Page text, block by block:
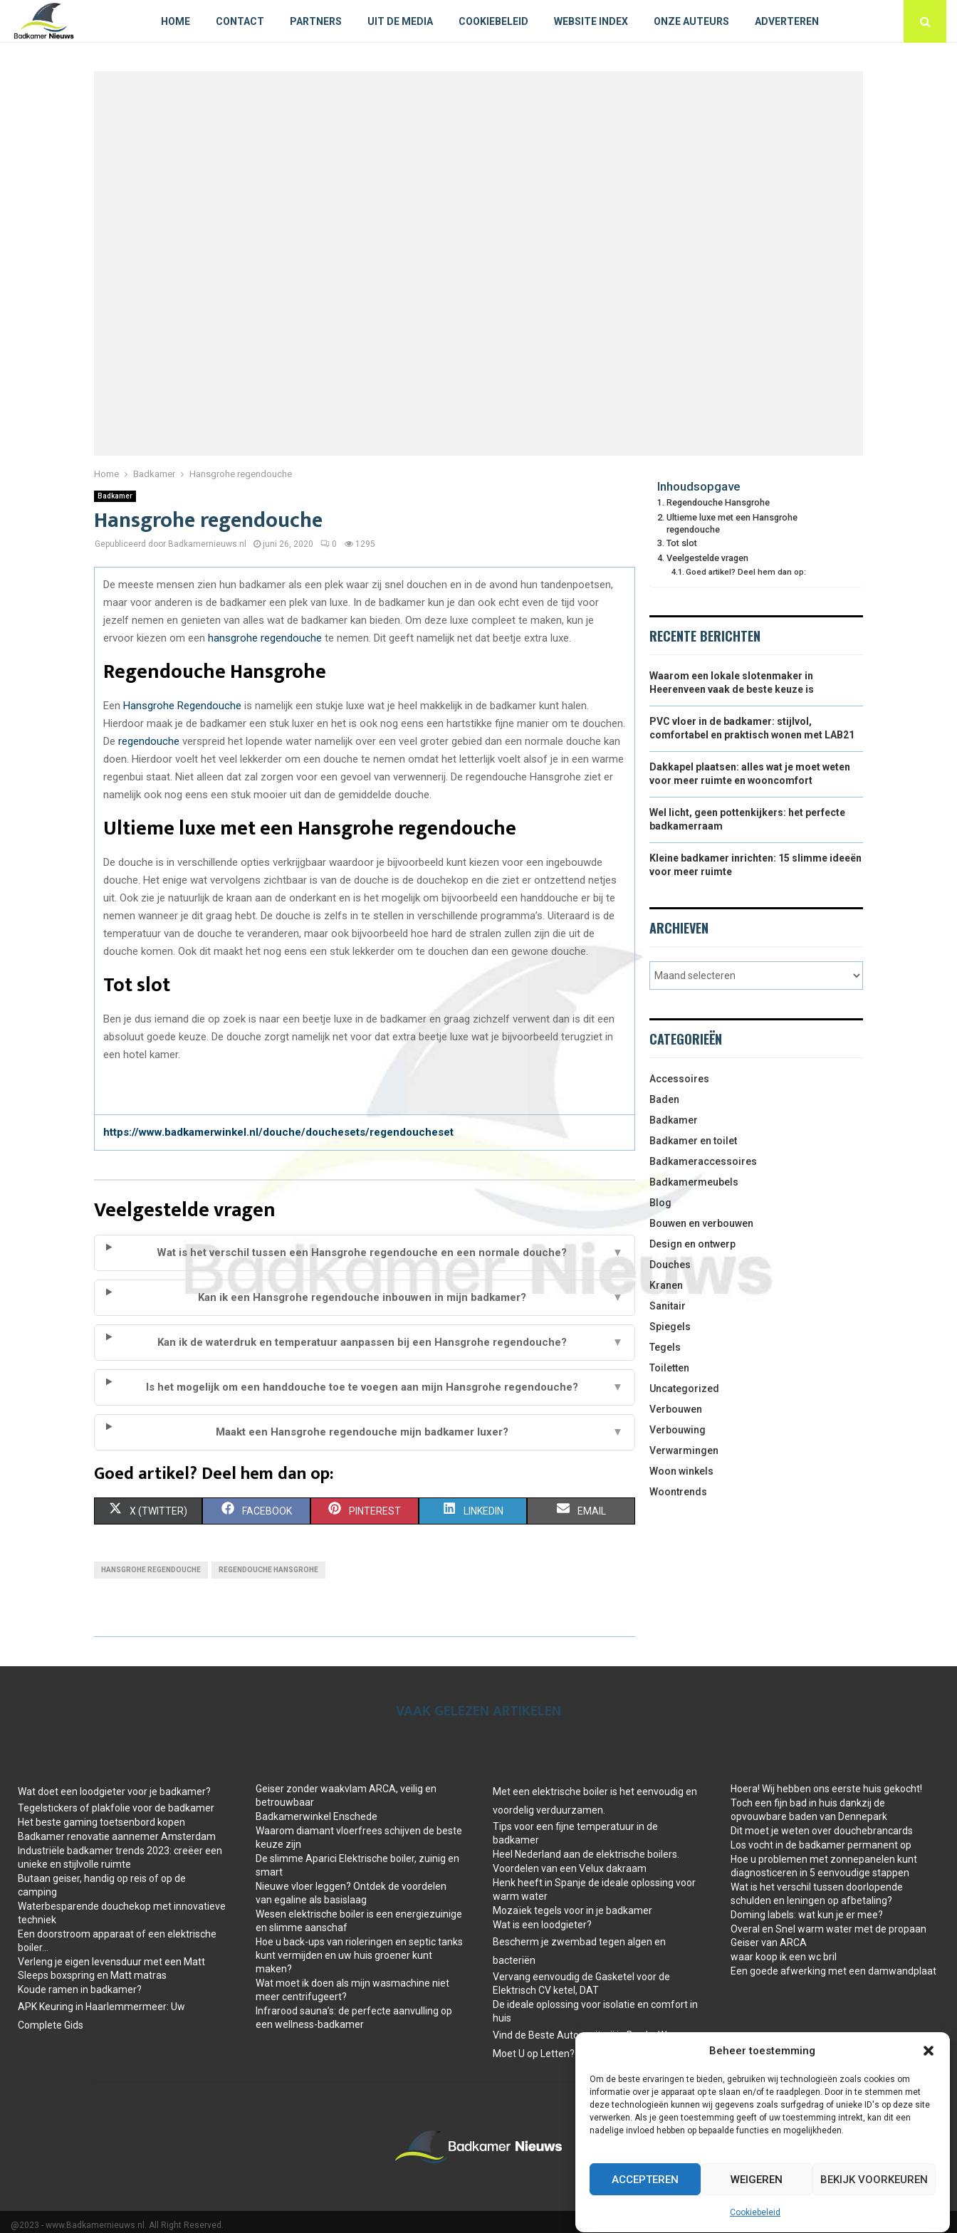
Beheer toestemming
Om de beste ervaringen te bieden, gebruiken wij technologieën zoals cookies om
informatie over je apparaat op te slaan en/of te raadplegen. Door in te stemmen met
deze technologieën kunnen wij gegevens zoals surfgedrag of unieke ID's op deze site
verwerken. Als je geen toestemming geeft of uw toestemming intrekt, kan dit een
nadelige invloed hebben op bepaalde functies en mogelijkheden.
ACCEPTEREN WEIGEREN BEKIJK VOORKEUREN
Cookiebeleid
HOME CONTACT PARTNERS UIT DE MEDIA COOKIEBELEID WEBSITE INDEX ONZE AUTEURS ADVERTEREN
Home Badkamer Hansgrohe regendouche
Badkamer
Hansgrohe regendouche
Gepubliceerd door Badkamernieuws.nl juni 26, 2020 0 1295
De meeste mensen zien hun badkamer als een plek waar zij snel douchen en in de avond hun tandenpoetsen,
maar voor anderen is de badkamer een plek van luxe. In de badkamer kun je dan ook echt even de tijd voor
jezelf nemen en genieten van alles wat de badkamer kan bieden. Om deze luxe compleet te maken, kun je
ervoor kiezen om een hansgrohe regendouche te nemen. Dit geeft namelijk net dat beetje extra luxe.
Regendouche Hansgrohe
Een Hansgrohe Regendouche is namelijk een stukje luxe wat je heel makkelijk in de badkamer kunt halen.
Hierdoor maak je de badkamer een stuk luxer en het is ook nog eens een hartstikke fijne manier om te douchen.
De regendouche verspreid het lopende water namelijk over een veel groter gebied dan een normale douche kan
doen. Hierdoor voelt het veel lekkerder om een douche te nemen omdat het letterlijk voelt alsof je in een warme
regenbui staat. Niet alleen dat zal zorgen voor een gevoel van verwennerij. De regendouche Hansgrohe ziet er
namelijk ook nog eens een stuk mooier uit dan de gemiddelde douche.
Ultieme luxe met een Hansgrohe regendouche
De douche is in verschillende opties verkrijgbaar waardoor je bijvoorbeeld kunt kiezen voor een ingebouwde
douche. Het enige wat vervolgens zichtbaar is van de douche is de douchekop en die ziet er ontzettend netjes
uit. Ook zie je natuurlijk de kraan aan de onderkant en is het mogelijk om bijvoorbeeld een handdouche er bij te
nemen wanneer je dit graag hebt. De douche is zelfs in te stellen in verschillende programma’s. Uiteraard is de
temperatuur van de douche te veranderen, maar ook bijvoorbeeld hoe hard de stralen zullen zijn die uit de
douche komen. Ook dit maakt het nog eens een stuk lekkerder om te douchen dan een gewone douche.
Tot slot
Ben je dus iemand die op zoek is naar een beetje luxe in de badkamer en graag zichzelf verwent dan is dit een
absoluut goede keuze. De douche zorgt namelijk net voor dat extra beetje luxe wat je bijvoorbeeld terugziet in
een hotel kamer.
https://www.badkamerwinkel.nl/douche/douchesets/regendoucheset
Veelgestelde vragen
Wat is het verschil tussen een Hansgrohe regendouche en een normale douche? ▼
Kan ik een Hansgrohe regendouche inbouwen in mijn badkamer? ▼
Kan ik de waterdruk en temperatuur aanpassen bij een Hansgrohe regendouche? ▼
Is het mogelijk om een handdouche toe te voegen aan mijn Hansgrohe regendouche? ▼
Maakt een Hansgrohe regendouche mijn badkamer luxer? ▼
Goed artikel? Deel hem dan op:
S
O
N
X (TWITTER) S
O
N
FACEBOOK S
O
N
PINTEREST S
O
N
LINKEDIN S
O
N
EMAIL
HANSGROHE REGENDOUCHE REGENDOUCHE HANSGROHE
Inhoudsopgave
Regendouche Hansgrohe
Ultieme luxe met een Hansgrohe
regendouche
Tot slot
Veelgestelde vragen
Goed artikel? Deel hem dan op:
RECENTE BERICHTEN
Waarom een lokale slotenmaker in
Heerenveen vaak de beste keuze is
PVC vloer in de badkamer: stijlvol,
comfortabel en praktisch wonen met LAB21
Dakkapel plaatsen: alles wat je moet weten
voor meer ruimte en wooncomfort
Wel licht, geen pottenkijkers: het perfecte
badkamerraam
Kleine badkamer inrichten: 15 slimme ideeën
voor meer ruimte
ARCHIEVEN
CATEGORIEËN
Accessoires
Baden
Badkamer
Badkamer en toilet
Badkameraccessoires
Badkamermeubels
Blog
Bouwen en verbouwen
Design en ontwerp
Douches
Kranen
Sanitair
Spiegels
Tegels
Toiletten
Uncategorized
Verbouwen
Verbouwing
Verwarmingen
Woon winkels
Woontrends
VAAK GELEZEN ARTIKELEN
Wat doet een loodgieter voor je badkamer?
Tegelstickers of plakfolie voor de badkamer
Het beste gaming toetsenbord kopen
Badkamer renovatie aannemer Amsterdam
Industriële badkamer trends 2023: creëer een
unieke en stijlvolle ruimte
Butaan geiser, handig op reis of op de
camping
Waterbesparende douchekop met innovatieve
techniek
Een doorstroom apparaat of een elektrische
boiler…
Verleng je eigen levensduur met een Matt
Sleeps boxspring en Matt matras
Koude ramen in badkamer?
APK Keuring in Haarlemmermeer: Uw
Complete Gids
Geiser zonder waakvlam ARCA, veilig en
betrouwbaar
Badkamerwinkel Enschede
Waarom diamant vloerfrees schijven de beste
keuze zijn
De slimme Aparici Elektrische boiler, zuinig en
smart
Nieuwe vloer leggen? Ontdek de voordelen
van egaline als basislaag
Wesen elektrische boiler is een energiezuinige
en slimme aanschaf
Hoe u back-ups van rioleringen en septic tanks
kunt vermijden en uw huis groener kunt
maken?
Wat moet ik doen als mijn wasmachine niet
meer centrifugeert?
Infrarood sauna’s: de perfecte aanvulling op
een wellness-badkamer
Met een elektrische boiler is het eenvoudig en
voordelig verduurzamen.
Tips voor een fijne temperatuur in de
badkamer
Heel Nederland aan de elektrische boilers.
Voordelen van een Velux dakraam
Henk heeft in Spanje de ideale oplossing voor
warm water
Mozaïek tegels voor in je badkamer
Wat is een loodgieter?
Bescherm je zwembad tegen algen en
bacteriën
Vervang eenvoudig de Gasketel voor de
Elektrisch CV ketel, DAT
De ideale oplossing voor isolatie en comfort in
huis
Vind de Beste Autospuiterij in Breda: Waar
Moet U op Letten?
Hoera! Wij hebben ons eerste huis gekocht!
Toch een fijn bad in huis dankzij de
opvouwbare baden van Dennepark
Dit moet je weten over douchebrancards
Los vocht in de badkamer permanent op
Hoe u problemen met zonnepanelen kunt
diagnosticeren in 5 eenvoudige stappen
Wat is het verschil tussen doorlopende
schulden en leningen op afbetaling?
Doming labels: wat kun je er mee?
Overal en Snel warm water met de propaan
Geiser van ARCA
waar koop ik een wc bril
Een goede afwerking met een damwandplaat
@2023 - www.Badkamernieuws.nl. All Right Reserved.